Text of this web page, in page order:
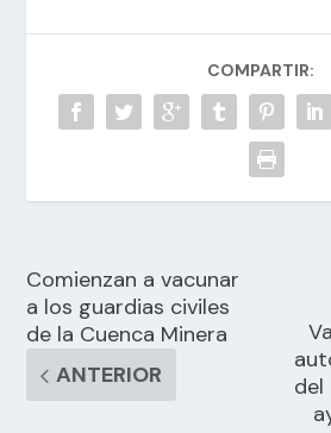
COMPARTIR:
Comienzan a vacunar
a los guardias civiles
de la Cuenca Minera
ANTERIOR
del